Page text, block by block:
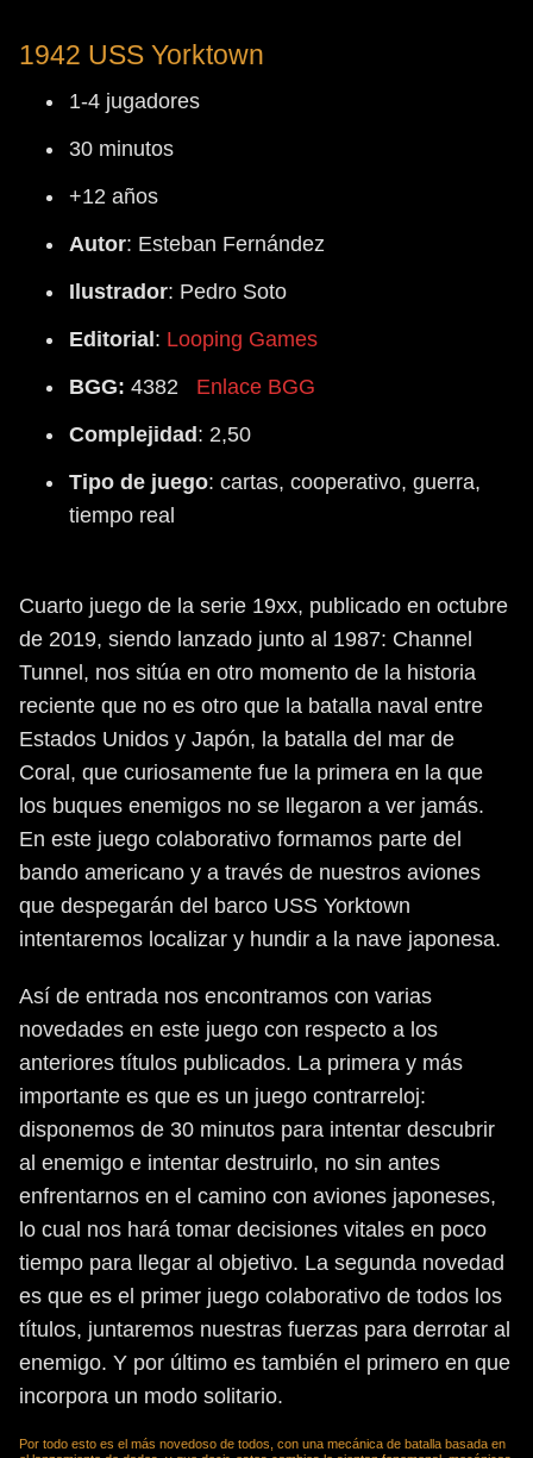
1942 USS Yorktown
1-4 jugadores
30 minutos
+12 años
Autor: Esteban Fernández
Ilustrador: Pedro Soto
Editorial : Looping Games
BGG: 4382 Enlace BGG
Complejidad : 2,50
Tipo de juego: cartas, cooperativo, guerra,
tiempo real
Cuarto juego de la serie 19xx, publicado en octubre
de 2019, siendo lanzado junto al 1987: Channel
Tunnel, nos sitúa en otro momento de la historia
reciente que no es otro que la batalla naval entre
Estados Unidos y Japón, la batalla del mar de
Coral, que curiosamente fue la primera en la que
los buques enemigos no se llegaron a ver jamás.
En este juego colaborativo formamos parte del
bando americano y a través de nuestros aviones
que despegarán del barco USS Yorktown
intentaremos localizar y hundir a la nave japonesa.
Así de entrada nos encontramos con varias
novedades en este juego con respecto a los
anteriores títulos publicados. La primera y más
importante es que es un juego contrarreloj:
disponemos de 30 minutos para intentar descubrir
al enemigo e intentar destruirlo, no sin antes
enfrentarnos en el camino con aviones japoneses,
lo cual nos hará tomar decisiones vitales en poco
tiempo para llegar al objetivo. La segunda novedad
es que es el primer juego colaborativo de todos los
títulos, juntaremos nuestras fuerzas para derrotar al
enemigo. Y por último es también el primero en que
incorpora un modo solitario.
Por todo esto es el más novedoso de todos, con una mecánica de batalla basada en